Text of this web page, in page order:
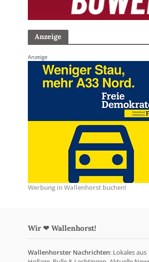
Anzeige
Anzeige
Werbung in Wallenhorst buchen!
Wir ❤ Wallenhorst!
Wallenhorster Nachrichten: Lokales aus